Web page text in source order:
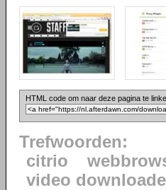
HTML code om naar deze pagina te
Trefwoorden:
citrio
video